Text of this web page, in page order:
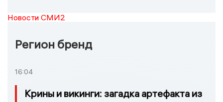
Новости СМИ2
Регион бренд
16:04
Крины и викинги: загадка артефакта из